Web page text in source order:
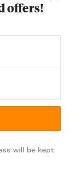
offers!
will be kept